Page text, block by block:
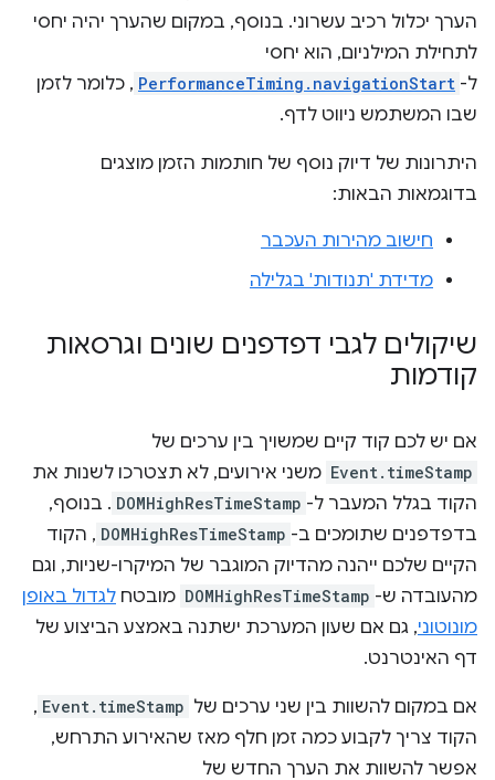
הערך יכלול רכיב עשרוני. בנוסף, במקום שהערך יהיה יחסי
לתחילת המילניום, הוא יחסי
ל- PerformanceTiming.navigationStart , כלומר לזמן
שבו המשתמש ניווט לדף.
היתרונות של דיוק נוסף של חותמות הזמן מוצגים
בדוגמאות הבאות:
חישוב מהירות העכבר
מדידת 'תנודות' בגלילה
שיקולים לגבי דפדפנים שונים וגרסאות
קודמות
אם יש לכם קוד קיים שמשויך בין ערכים של
Event.timeStamp משני אירועים, לא תצטרכו לשנות את
הקוד בגלל המעבר ל- DOMHighResTimeStamp . בנוסף,
בדפדפנים שתומכים ב- DOMHighResTimeStamp , הקוד
הקיים שלכם ייהנה מהדיוק המוגבר של המיקרו-שניות, וגם
מהעובדה ש- DOMHighResTimeStamp מובטח לגדול באופן
מונוטוני, גם אם שעון המערכת ישתנה באמצע הביצוע של
דף האינטרנט.
אם במקום להשוות בין שני ערכים של Event.timeStamp
,
הקוד צריך לקבוע כמה זמן חלף מאז שהאירוע התרחש,
אפשר להשוות את הערך החדש של